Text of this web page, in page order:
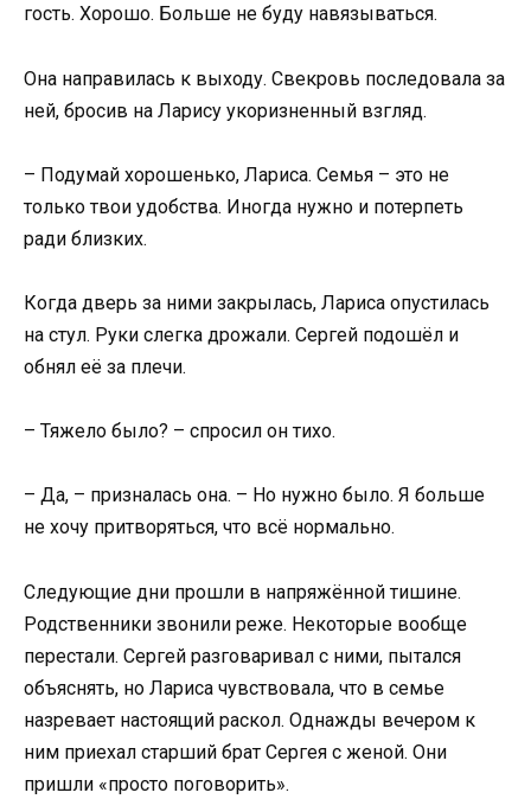
гость. Хорошо. Больше не буду навязываться.
Она направилась к выходу. Свекровь последовала за
ней, бросив на Ларису укоризненный взгляд.
– Подумай хорошенько, Лариса. Семья – это не
только твои удобства. Иногда нужно и потерпеть
ради близких.
Когда дверь за ними закрылась, Лариса опустилась
на стул. Руки слегка дрожали. Сергей подошёл и
обнял её за плечи.
– Тяжело было? – спросил он тихо.
– Да, – призналась она. – Но нужно было. Я больше
не хочу притворяться, что всё нормально.
Следующие дни прошли в напряжённой тишине.
Родственники звонили реже. Некоторые вообще
перестали. Сергей разговаривал с ними, пытался
объяснять, но Лариса чувствовала, что в семье
назревает настоящий раскол. Однажды вечером к
ним приехал старший брат Сергея с женой. Они
пришли «просто поговорить».